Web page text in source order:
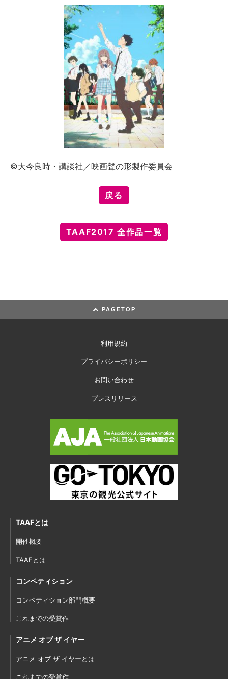
©大今良時・講談社／映画聲の形製作委員会
戻る
TAAF2017 全作品一覧
PAGETOP
利用規約
プライバシーポリシー
お問い合わせ
プレスリリース
TAAFとは
開催概要
TAAFとは
コンペティション
コンペティション部門概要
これまでの受賞作
アニメ オブ ザ イヤー
アニメ オブ ザ イヤーとは
これまでの受賞作